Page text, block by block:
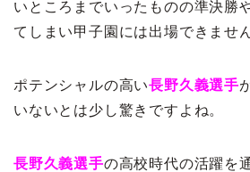
いところまでいったものの準決勝
てしまい甲子園には出場できませ
ポテンシャルの高い長野久義選手
いないとは少し驚きですよね。
長野久義選手の高校時代の活躍を